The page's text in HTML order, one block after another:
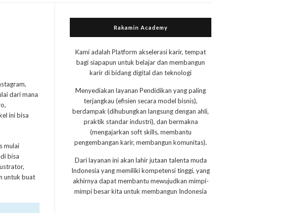
dari mana
ini bisa
mulai
bisa
untuk buat
Rakamin Academy
Kami adalah Platform akselerasi karir, tempat
bagi siapapun untuk belajar dan membangun
karir di bidang digital dan teknologi
Menyediakan layanan Pendidikan yang paling
terjangkau (efisien secara model bisnis),
berdampak (dihubungkan langsung dengan ahli,
praktik standar industri), dan bermakna
(mengajarkan soft skills, membantu
pengembangan karir, membangun komunitas).
Dari layanan ini akan lahir jutaan talenta muda
Indonesia yang memiliki kompetensi tinggi, yang
akhirnya dapat membantu mewujudkan mimpi-
mimpi besar kita untuk membangun Indonesia